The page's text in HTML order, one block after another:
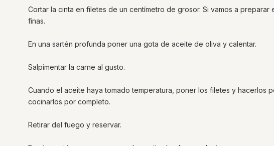
Cortar la cinta en filetes de un centímetro de grosor. Si vamos a
finas.
En una sartén profunda poner una gota de aceite de oliva y calentar.
Salpimentar la carne al gusto.
Cuando el aceite haya tomado temperatura, poner los filetes y hacerlos
cocinarlos por completo.
Retirar del fuego y reservar.